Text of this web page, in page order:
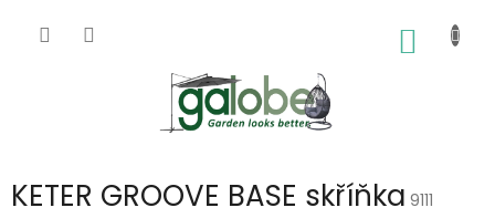
KETER GROOVE BASE skříňka 9111